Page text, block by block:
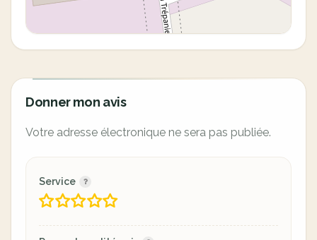
Donner mon avis
Votre adresse électronique ne sera pas publiée.
Service